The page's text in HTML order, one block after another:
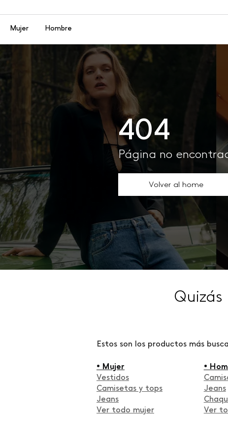
Menú
Mujer Hombre
404
Página no
Volver al home
Estos son los productos más
• Mujer
Vestidos
Camisetas y tops
Jeans
Ver todo mujer
•
Jeans
Ver